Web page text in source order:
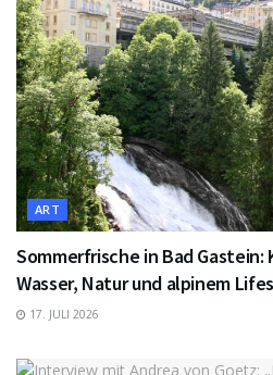
ART
Sommerfrische in Bad
Wasser, Natur und alpinem
17. JULI 2026